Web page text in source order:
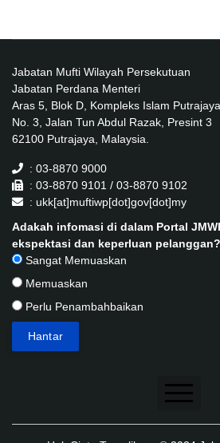
Jabatan Mufti Wilayah Persekutuan
Jabatan Perdana Menteri
Aras 5, Blok D, Kompleks Islam Putrajaya
No. 3, Jalan Tun Abdul Razak, Presint 3
62100 Putrajaya, Malaysia.
: 03-8870 9000
: 03-8870 9101 / 03-8870 9102
: ukk[at]muftiwp[dot]gov[dot]my
Adakah infomasi di dalam Portal
ekspektasi dan keperluan pelanggan?
Sangat Memuaskan
Memuaskan
Perlu Penambahbaikan
Penafian